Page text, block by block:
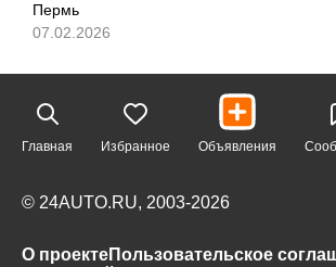
Пермь
07.02.2026
Главная Избранное Объявления
© 24AUTO.RU, 2003-2026
О проектеПользовательское